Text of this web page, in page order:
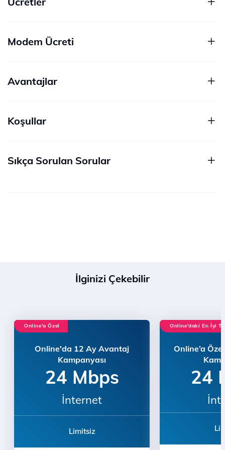
Modem Ücreti
Avantajlar
Koşullar
Sıkça Sorulan Sorular
İlginizi Çekebilir
Online'a Özel
Online'da 12 Ay Avantaj
Kampanyası
24 Mbps
İnternet
Limitsiz
Online'daki En İyi
Online’a
24